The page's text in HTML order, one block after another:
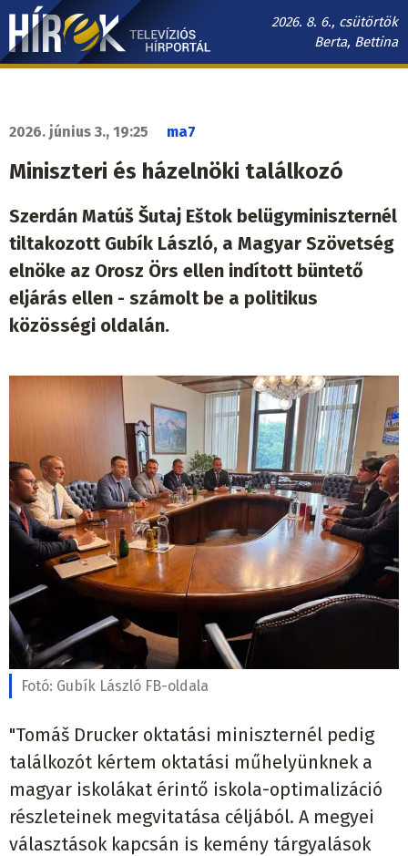
Ugrás
tartalomra
2026. 8. 6., csütörtök
Berta, Bettina
Hírek.sk
navigáció
2026. június 3., 19:25 ma7
Miniszteri és házelnöki találkozó
Szerdán Matúš Šutaj Eštok belügyminiszternél
tiltakozott Gubík László, a Magyar Szövetség
elnöke az Orosz Örs ellen indított büntető
eljárás ellen - számolt be a politikus
közösségi oldalán.
Fotó: Gubík László FB-oldala
"Tomáš Drucker oktatási miniszternél pedig
találkozót kértem oktatási műhelyünknek a
magyar iskolákat érintő iskola-optimalizáció
részleteinek megvitatása céljából. A megyei
választások kapcsán is kemény tárgyalások